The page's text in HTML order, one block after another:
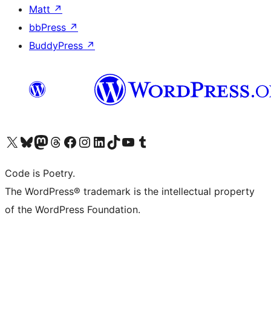
Matt ↗
bbPress ↗
BuddyPress ↗
Visita il nostro account X (ex Twitter)
Visita il nostro account Bluesky
Visita il nostro account Mastodon
Visita il nostro account Threads
Visita la nostra pagina Facebook
Visita il nostro account Instagram
Visita il nostro account LinkedIn
Visita il nostro account TikTok
Visita il nostro canale YouTube
Visita il nostro account Tumblr
Code is Poetry.
The WordPress® trademark is the intellectual property
of the WordPress Foundation.